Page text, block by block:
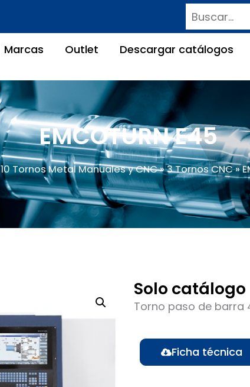
Buscar
Marcas Outlet Descargar catálogos
EMCOTURN E45
10 Tornos Metal Manuales y CNC»3 Tornos CNC»
Solo catálogo
Torno paso de barra
Ficha técnica